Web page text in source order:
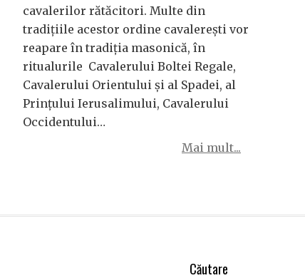
cavalerilor rătăcitori. Multe din
tradiţiile acestor ordine cavalereşti vor
reapare în tradiţia masonică, în
ritualurile Cavalerului Boltei Regale,
Cavalerului Orientului şi al Spadei, al
Prinţului Ierusalimului, Cavalerului
Occidentului…
Mai mult...
Căutare